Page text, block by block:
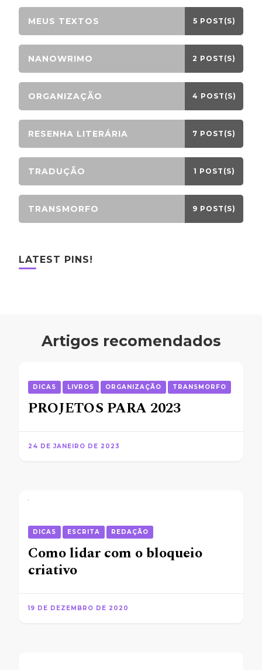
MEUS TEXTOS 5 POST(S)
NANOWRIMO 2 POST(S)
ORGANIZAÇÃO 4 POST(S)
RESENHA LITERÁRIA 7 POST(S)
TRADUÇÃO 1 POST(S)
TRANSMORFO 9 POST(S)
LATEST PINS!
Artigos recomendados
DICAS LIVROS ORGANIZAÇÃO TRANSMORFO
PROJETOS PARA 2023
24 DE JANEIRO DE 2023
DICAS ESCRITA REDAÇÃO
Como lidar com o bloqueio
criativo
19 DE DEZEMBRO DE 2020